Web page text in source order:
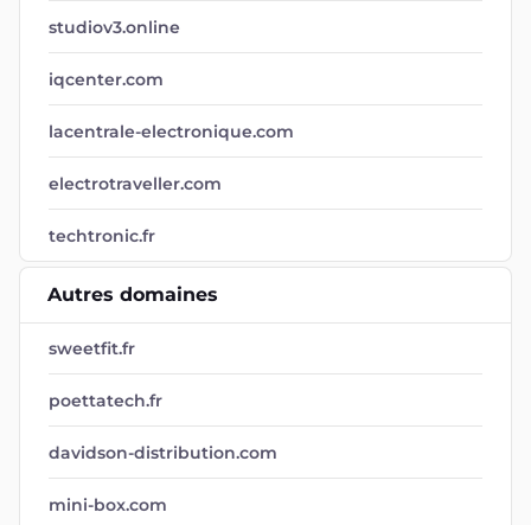
studiov3.online
iqcenter.com
lacentrale-electronique.com
electrotraveller.com
techtronic.fr
Autres domaines
sweetfit.fr
poettatech.fr
davidson-distribution.com
mini-box.com